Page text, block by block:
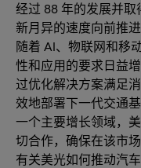
经过 88 年的发展并
新月异的速度向前推
随着 AI、物联网和移
性和应用的要求日益
过优化解决方案满足
效地部署下一代交通
一个主要增长领域，
切合作，确保在该市
有关美光如何推动汽